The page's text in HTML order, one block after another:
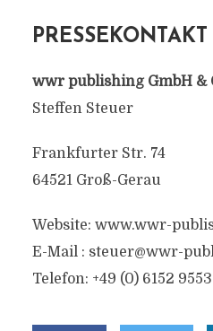
PRESSEKONTAKT
wwr publishing GmbH &
Steffen Steuer
Frankfurter Str. 74
64521 Groß-Gerau
Website: www.wwr-
E-Mail : steuer@wwr-
Telefon: +49 (0) 6152